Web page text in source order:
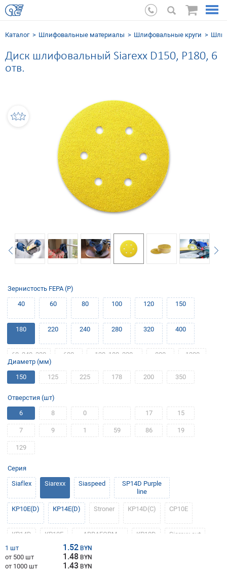
Каталог Шлифовальные мaтериалы Шлифовальные круги
Диск шлифовальный Siarexx D150, P180, 6
отв.
Зернистость FEPA (P)
40
60 80 100 120 150
180 220 240 280 320 400
60, 240, 320 600
120, 180, 220,
800 1200
1000 1500 500
Диаметр (мм)
150
125 225 178 200 350
Отверстия (шт)
6
8 0 17 15
7 9 1 59 86 19
129
Серия
Siaflex
Siarexx Siaspeed
SP14D Purple
line
КР10Е(D) КР14E(D) Stroner КР14D(С) СР10Е
КР14D КР10Е
ABRAFORM
КР10D Siarexx cut
ZP10E
ABRAFORM
GOLD
1 шт 1.52 BYN
от 500 шт 1.48 BYN
от 1000 шт 1.43 BYN